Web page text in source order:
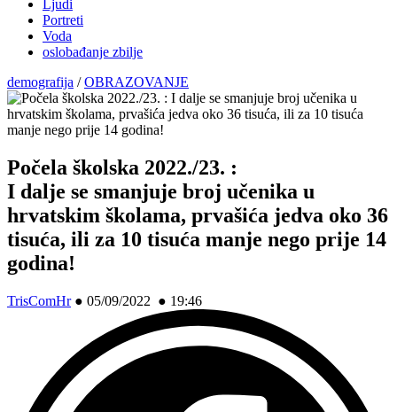
Ljudi
Portreti
Voda
oslobađanje zbilje
demografija /OBRAZOVANJE
Počela školska 2022./23. :
I dalje se smanjuje broj učenika u
hrvatskim školama, prvašića jedva oko 36
tisuća, ili za 10 tisuća manje nego prije 14
godina!
TrisComHr● 05/09/2022 ● 19:46